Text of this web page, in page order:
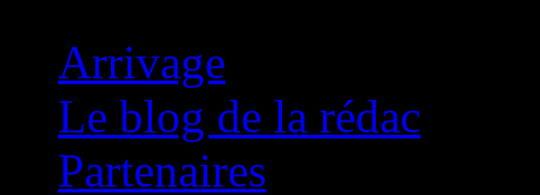
Arrivage
Le blog de la rédac
Partenaires